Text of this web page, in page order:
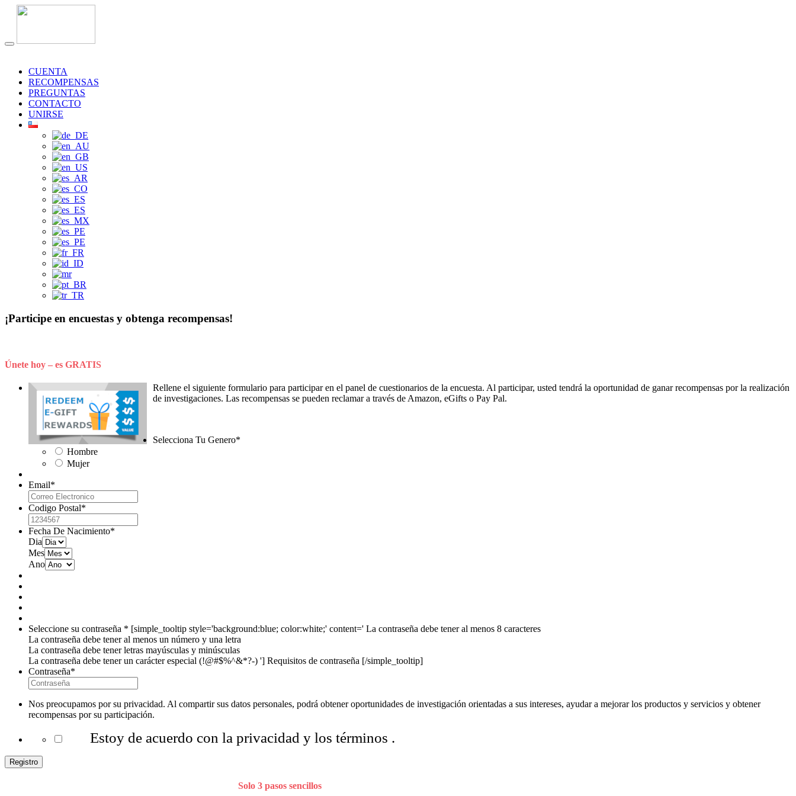
CUENTA
RECOMPENSAS
PREGUNTAS
CONTACTO
UNIRSE
¡Participe en encuestas y obtenga recompensas!
Únete hoy – es GRATIS
Rellene el siguiente formulario para participar en el panel de cuestionarios de la encuesta. Al participar, usted tendrá la oportunidad de ganar recompensas por la realización
de investigaciones. Las recompensas se pueden reclamar a través de Amazon, eGifts o Pay Pal.
Selecciona Tu Genero*
Hombre
Mujer
Email*
Codigo Postal*
Fecha De Nacimiento*
Dia
Mes
Ano
Seleccione su contraseña * [simple_tooltip style='background:blue; color:white;' content=' La contraseña debe tener al menos 8 caracteres
La contraseña debe tener al menos un número y una letra
La contraseña debe tener letras mayúsculas y minúsculas
La contraseña debe tener un carácter especial (!@#$%^&*?-) '] Requisitos de contraseña [/simple_tooltip]
Contraseña*
Nos preocupamos por su privacidad. Al compartir sus datos personales, podrá obtener oportunidades de investigación orientadas a sus intereses, ayudar a mejorar los productos y servicios y obtener
recompensas por su participación.
Estoy de acuerdo con la privacidad y los términos .
Solo 3 pasos sencillos